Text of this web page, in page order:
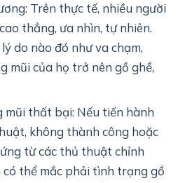
Trên thực tế, nhiều người
thẳng, ưa nhìn, tự nhiên.
do nào đó như va chạm,
mũi của họ trở nên gồ ghề,
mũi thất bại: Nếu tiến hành
không thành công hoặc
từ các thủ thuật chỉnh
có thể mắc phải tình trạng gồ